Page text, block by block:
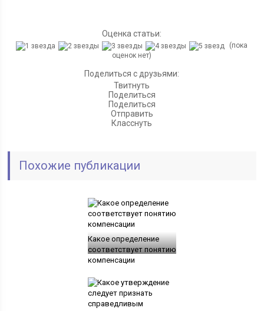
Оценка статьи:
(пока
оценок нет)
Поделиться с друзьями:
Твитнуть
Поделиться
Поделиться
Отправить
Класснуть
Похожие публикации
Какое определение
соответствует понятию
компенсации